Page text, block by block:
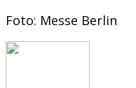
Foto: Messe Berlin